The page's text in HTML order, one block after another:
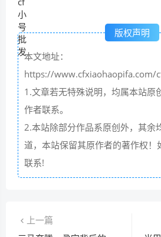
版权声明
本文地址：
https://www.cfxiaohaopifa.com/
1.文章若无特殊说明，均属本站原
作者联系。
2.本站除部分作品系原创外，其余
道，本站保留其原作者的著作权！
联系!
上一篇